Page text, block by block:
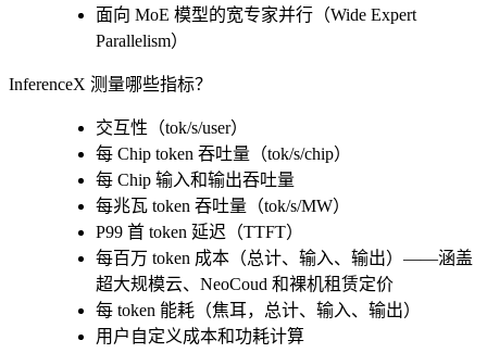
面向 MoE 模型的宽专家并行（Wide Expert
Parallelism）
InferenceX 测量哪些指标？
交互性（tok/s/user）
每 Chip token 吞吐量（tok/s/chip）
每 Chip 输入和输出吞吐量
每兆瓦 token 吞吐量（tok/s/MW）
P99 首 token 延迟（TTFT）
每百万 token 成本（总计、输入、输出）——涵盖
超大规模云、NeoCoud 和裸机租赁定价
每 token 能耗（焦耳，总计、输入、输出）
用户自定义成本和功耗计算